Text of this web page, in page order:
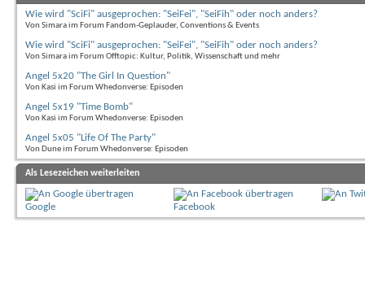
Wie wird "SciFi" ausgeprochen: "SeiFei", "SeiFih" oder noch anders?
Von Simara im Forum Fandom-Geplauder, Conventions & Events
Wie wird "SciFi" ausgeprochen: "SeiFei", "SeiFih" oder noch anders?
Von Simara im Forum Offtopic: Kultur, Politik, Wissenschaft und mehr
Angel 5x20 "The Girl In Question"
Von Kasi im Forum Whedonverse: Episoden
Angel 5x19 "Time Bomb"
Von Kasi im Forum Whedonverse: Episoden
Angel 5x05 "Life Of The Party"
Von Dune im Forum Whedonverse: Episoden
Als Lesezeichen weiterleiten
Google Facebook